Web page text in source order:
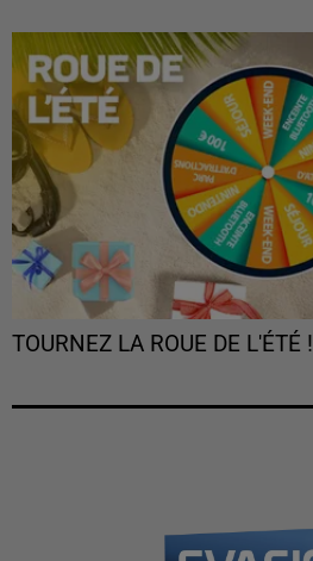
TOURNEZ LA ROUE DE L'ÉTÉ !